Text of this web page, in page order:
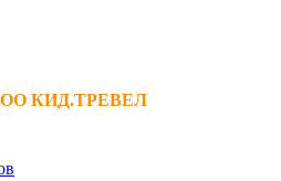
КИД.ТРЕВЕЛ